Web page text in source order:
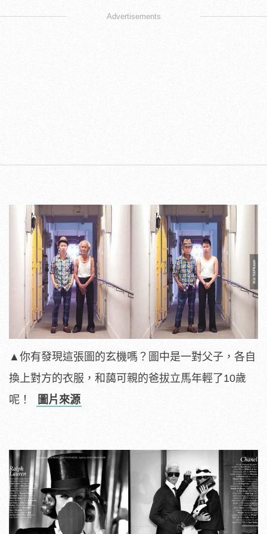
Advertisements
▲你有發現這張圖的玄機嗎？圖中是一對父子，各自
換上對方的衣服，和藹可親的爸拔立馬年輕了10歲
呢！
圖片來源